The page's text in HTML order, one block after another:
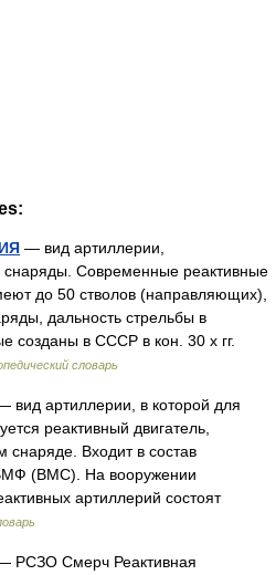
— вид артиллерии,
Современные реактивные
до 50 стволов (направляющих),
дальность стрельбы в
созданы в СССР в кон. 30 х гг.
словарь
вид артиллерии, в которой для
реактивный двигатель,
Входит в состав
(ВМС). На вооружении
артиллерий состоят
РСЗО Смерч Реактивная